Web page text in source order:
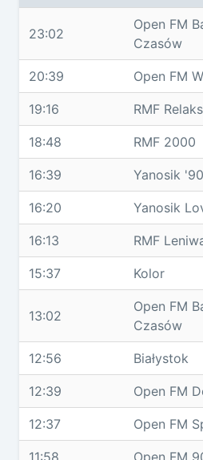
23:02
Open FM
Czasów
20:39 Open FM
19:16 RMF Relaks
18:48 RMF 2000
16:39 Yanosik
16:20 Yanosik
16:13 RMF
15:37 Kolor
13:02
Open FM
Czasów
12:56 Białystok
12:39 Open FM
12:37 Open FM
11:58 Open FM